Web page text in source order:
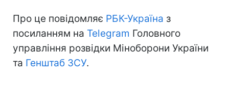
Про це повідомляє РБК-Україна з
посиланням на Telegram Головного
управління розвідки Міноборони України
та Генштаб ЗСУ.